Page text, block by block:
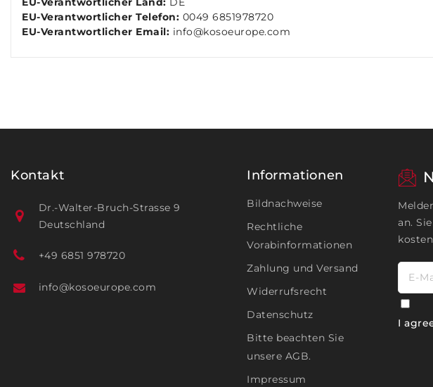
EU-Verantwortlicher Telefon: 0049 6851978720
EU-Verantwortlicher Email: info@kosoeurope.com
Kontakt
Dr.-Walter-Bruch-Strasse 9
Deutschland
+49 6851 978720
info@kosoeurope.com
Informationen
Bildnachweise
Rechtliche
Vorabinformationen
Zahlung und Versand
Widerrufsrecht
Datenschutz
Bitte beachten Sie
unsere AGB.
Impressum
an.
E-
I